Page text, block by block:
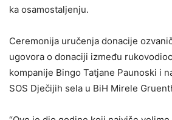
ka osamostaljenju.
Ceremonija uručenja donacije
ugovora o donaciji između
kompanije Bingo Tatjane Paunoski i
SOS Dječijih sela u BiH Mirele